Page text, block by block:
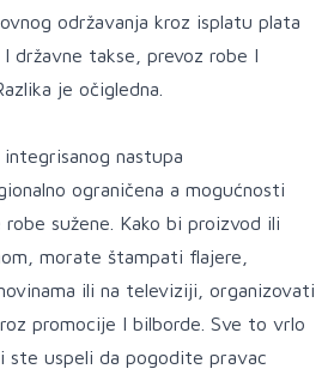
održavanja kroz isplatu plata
državne takse, prevoz robe I
je očigledna.
nastupa
ograničena a mogućnosti
sužene. Kako bi proizvod ili
morate štampati flajere,
ili na televiziji, organizovati
promocije I bilborde. Sve to vrlo
ste uspeli da pogodite pravac